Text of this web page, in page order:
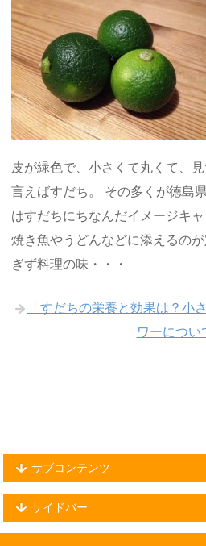
皮が緑色で、小さくて丸くて、
言えばすだち。 その多くが徳島
はすだちにちなんだイメージキ
焼き魚やうどんなどに添えるの
ぎず料理の味・・・
「すだちの栄養と効果は？小
ワーについ
サブコンテンツ
サイドバー